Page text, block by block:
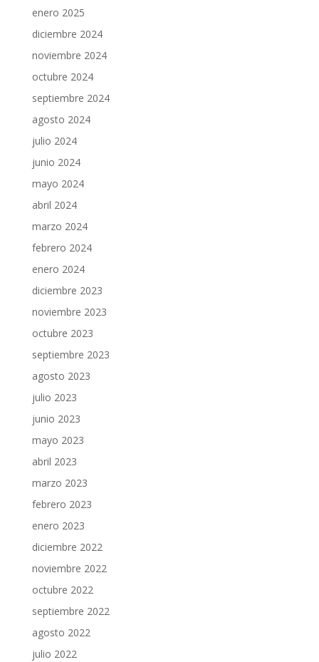
enero 2025
diciembre 2024
noviembre 2024
octubre 2024
septiembre 2024
agosto 2024
julio 2024
junio 2024
mayo 2024
abril 2024
marzo 2024
febrero 2024
enero 2024
diciembre 2023
noviembre 2023
octubre 2023
septiembre 2023
agosto 2023
julio 2023
junio 2023
mayo 2023
abril 2023
marzo 2023
febrero 2023
enero 2023
diciembre 2022
noviembre 2022
octubre 2022
septiembre 2022
agosto 2022
julio 2022